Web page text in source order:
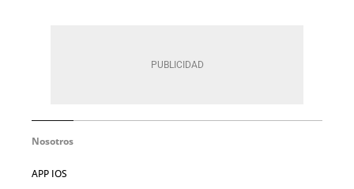
Nosotros
APP IOS